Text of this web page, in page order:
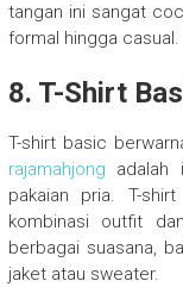
tangan ini sangat
formal hingga casual.
8. T-Shirt
T-shirt basic
rajamahjong adalah
pakaian pria. T-
kombinasi outfit
berbagai suasana,
jaket atau sweater.